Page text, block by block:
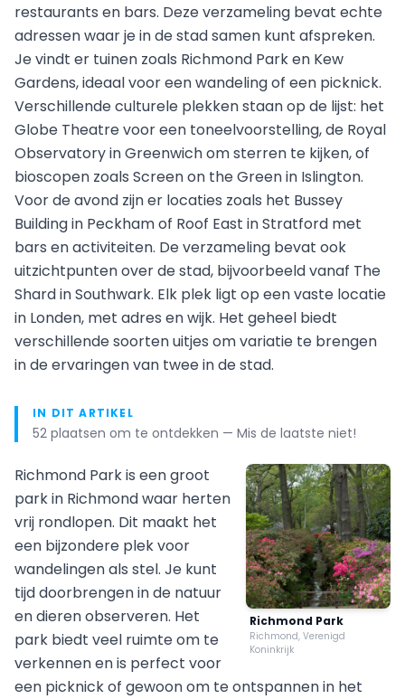
restaurants en bars. Deze verzameling bevat echte
adressen waar je in de stad samen kunt afspreken.
Je vindt er tuinen zoals Richmond Park en Kew
Gardens, ideaal voor een wandeling of een picknick.
Verschillende culturele plekken staan op de lijst: het
Globe Theatre voor een toneelvoorstelling, de Royal
Observatory in Greenwich om sterren te kijken, of
bioscopen zoals Screen on the Green in Islington.
Voor de avond zijn er locaties zoals het Bussey
Building in Peckham of Roof East in Stratford met
bars en activiteiten. De verzameling bevat ook
uitzichtpunten over de stad, bijvoorbeeld vanaf The
Shard in Southwark. Elk plek ligt op een vaste locatie
in Londen, met adres en wijk. Het geheel biedt
verschillende soorten uitjes om variatie te brengen
in de ervaringen van twee in de stad.
IN DIT ARTIKEL
52 plaatsen om te ontdekken — Mis de laatste niet!
Richmond Park
Richmond, Verenigd
Koninkrijk
Richmond Park is een groot
park in Richmond waar herten
vrij rondlopen. Dit maakt het
een bijzondere plek voor
wandelingen als stel. Je kunt
tijd doorbrengen in de natuur
en dieren observeren. Het
park biedt veel ruimte om te
verkennen en is perfect voor
een picknick of gewoon om te ontspannen in het